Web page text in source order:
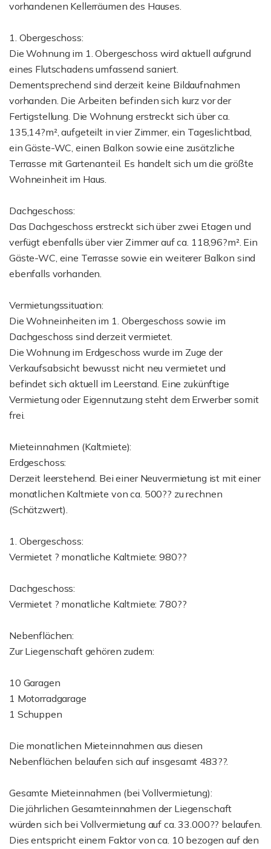
vorhandenen Kellerräumen des Hauses.
1. Obergeschoss:
Die Wohnung im 1. Obergeschoss wird aktuell aufgrund
eines Flutschadens umfassend saniert.
Dementsprechend sind derzeit keine Bildaufnahmen
vorhanden. Die Arbeiten befinden sich kurz vor der
Fertigstellung. Die Wohnung erstreckt sich über ca.
135,14?m², aufgeteilt in vier Zimmer, ein Tageslichtbad,
ein Gäste-WC, einen Balkon sowie eine zusätzliche
Terrasse mit Gartenanteil. Es handelt sich um die größte
Wohneinheit im Haus.
Dachgeschoss:
Das Dachgeschoss erstreckt sich über zwei Etagen und
verfügt ebenfalls über vier Zimmer auf ca. 118,96?m². Ein
Gäste-WC, eine Terrasse sowie ein weiterer Balkon sind
ebenfalls vorhanden.
Vermietungssituation:
Die Wohneinheiten im 1. Obergeschoss sowie im
Dachgeschoss sind derzeit vermietet.
Die Wohnung im Erdgeschoss wurde im Zuge der
Verkaufsabsicht bewusst nicht neu vermietet und
befindet sich aktuell im Leerstand. Eine zukünftige
Vermietung oder Eigennutzung steht dem Erwerber somit
frei.
Mieteinnahmen (Kaltmiete):
Erdgeschoss:
Derzeit leerstehend. Bei einer Neuvermietung ist mit einer
monatlichen Kaltmiete von ca. 500?? zu rechnen
(Schätzwert).
1. Obergeschoss:
Vermietet ? monatliche Kaltmiete: 980??
Dachgeschoss:
Vermietet ? monatliche Kaltmiete: 780??
Nebenflächen:
Zur Liegenschaft gehören zudem:
10 Garagen
1 Motorradgarage
1 Schuppen
Die monatlichen Mieteinnahmen aus diesen
Nebenflächen belaufen sich auf insgesamt 483??.
Gesamte Mieteinnahmen (bei Vollvermietung):
Die jährlichen Gesamteinnahmen der Liegenschaft
würden sich bei Vollvermietung auf ca. 33.000?? belaufen.
Dies entspricht einem Faktor von ca. 10 bezogen auf den